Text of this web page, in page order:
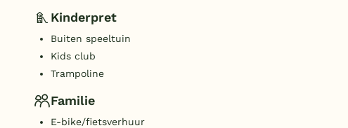
Kinderpret
Buiten speeltuin
Kids club
Trampoline
Familie
E-bike/fietsverhuur